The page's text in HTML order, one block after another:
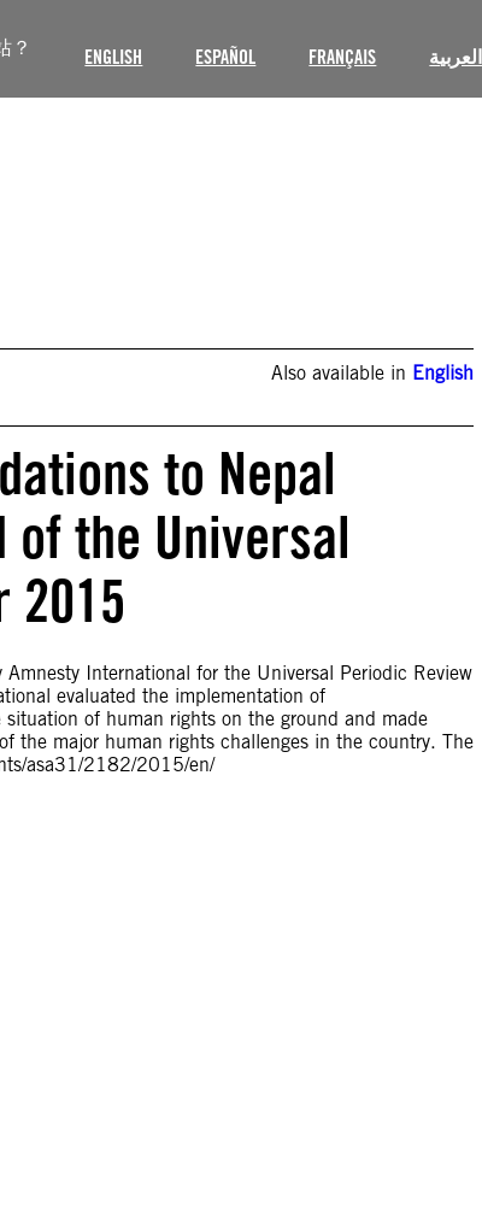
？ ENGLISH ESPAÑOL FRANÇAIS العربية
Also available in English
to Nepal
the Universal
2015
International for the Universal Periodic Review
evaluated the implementation of
of human rights on the ground and made
the major human rights challenges in the country. The
asa31/2182/2015/en/